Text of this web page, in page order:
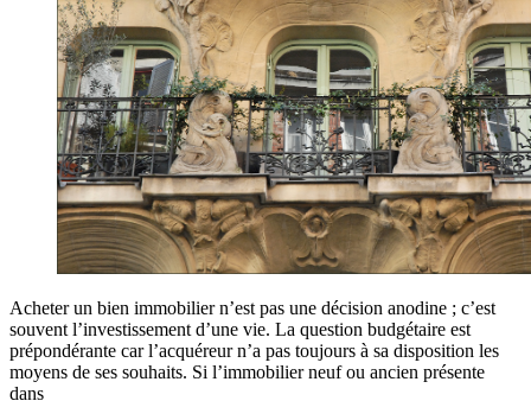
Acheter un bien immobilier n’est pas une décision anodine ; c’est
souvent l’investissement d’une vie. La question budgétaire est
prépondérante car l’acquéreur n’a pas toujours à sa disposition les
moyens de ses souhaits. Si l’immobilier neuf ou ancien présente
dans